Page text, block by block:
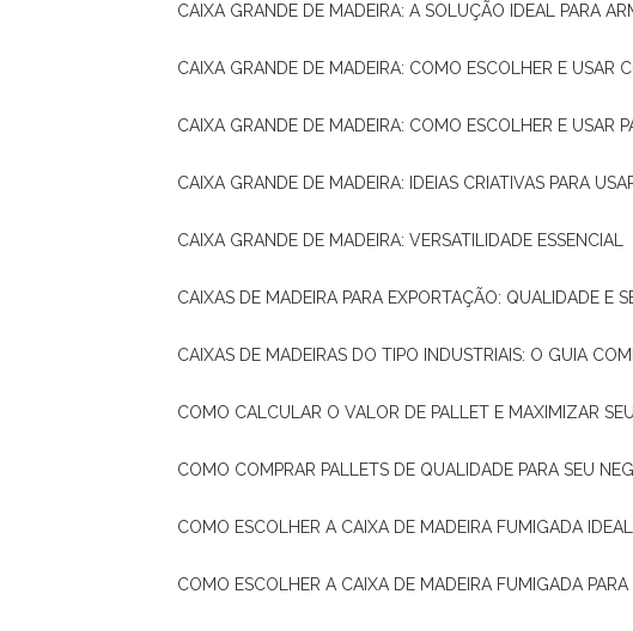
CAIXA GRANDE DE MADEIRA: A SOLUÇÃO IDEAL PARA
CAIXA GRANDE DE MADEIRA: COMO ESCOLHER E USAR
CAIXA GRANDE DE MADEIRA: COMO ESCOLHER E USAR
CAIXA GRANDE DE MADEIRA: IDEIAS CRIATIVAS PARA
CAIXA GRANDE DE MADEIRA: VERSATILIDADE ESSENCIAL
CAIXAS DE MADEIRA PARA EXPORTAÇÃO: QUALIDADE E
CAIXAS DE MADEIRAS DO TIPO INDUSTRIAIS: O GUIA
COMO CALCULAR O VALOR DE PALLET E MAXIMIZAR
COMO COMPRAR PALLETS DE QUALIDADE PARA SEU
COMO ESCOLHER A CAIXA DE MADEIRA FUMIGADA
COMO ESCOLHER A CAIXA DE MADEIRA FUMIGADA PARA